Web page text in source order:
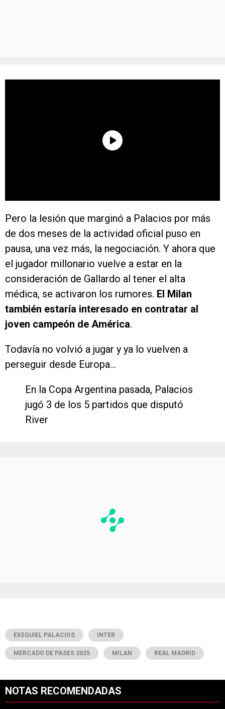
Pero la lesión que marginó a Palacios por más
de dos meses de la actividad oficial puso en
pausa, una vez más, la negociación. Y ahora que
el jugador millonario vuelve a estar en la
consideración de Gallardo al tener el alta
médica, se activaron los rumores. El Milan
también estaría interesado en contratar al
joven campeón de América.
Todavía no volvió a jugar y ya lo vuelven a
perseguir desde Europa…
En la Copa Argentina pasada, Palacios
jugó 3 de los 5 partidos que disputó
River
EXEQUIEL PALACIOS INTER
MERCADO DE PASES 2025 MILAN REAL MADRID
NOTAS RECOMENDADAS